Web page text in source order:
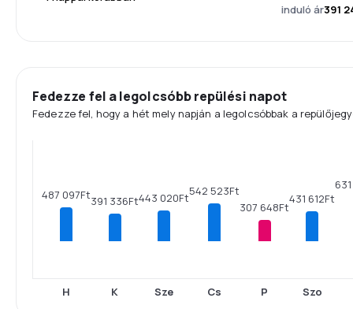
induló ár391
Fedezze fel a legolcsóbb repülési napot
Fedezze fel, hogy a hét mely napján a legolcsóbbak a
487 097Ft
H
391 336Ft
K
443 020Ft
Sze
542 523Ft
Cs
307 648Ft
P
431 612Ft
Szo